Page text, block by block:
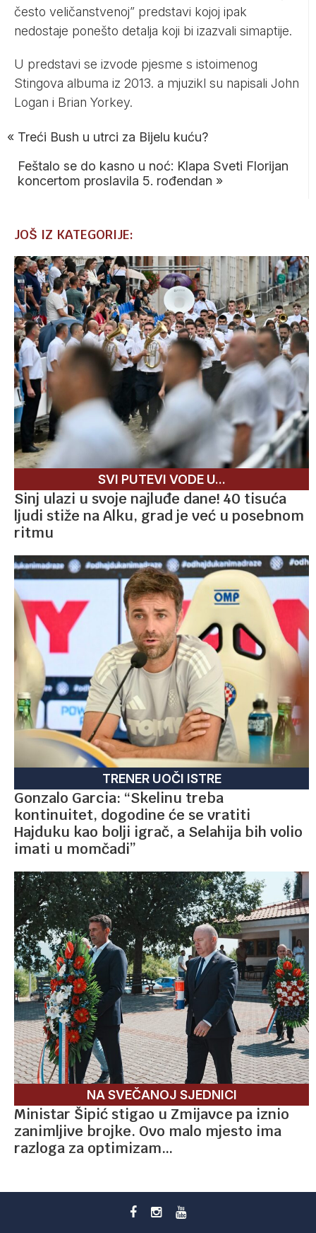
često veličanstvenoj” predstavi kojoj ipak
nedostaje ponešto detalja koji bi izazvali simaptije.
U predstavi se izvode pjesme s istoimenog
Stingova albuma iz 2013. a mjuzikl su napisali John
Logan i Brian Yorkey.
« Treći Bush u utrci za Bijelu kuću?
Feštalo se do kasno u noć: Klapa Sveti Florijan
koncertom proslavila 5. rođendan »
JOŠ IZ KATEGORIJE:
SVI PUTEVI VODE U...
Sinj ulazi u svoje najluđe dane! 40 tisuća
ljudi stiže na Alku, grad je već u posebnom
ritmu
TRENER UOČI ISTRE
Gonzalo Garcia: “Skelinu treba
kontinuitet, dogodine će se vratiti
Hajduku kao bolji igrač, a Selahija bih volio
imati u momčadi”
NA SVEČANOJ SJEDNICI
Ministar Šipić stigao u Zmijavce pa iznio
zanimljive brojke. Ovo malo mjesto ima
razloga za optimizam…